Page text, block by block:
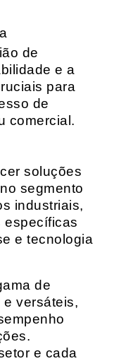
de
e a
para
de
comercial.
soluções
segmento
industriais,
específicas
e tecnologia
de
versáteis,
e cada